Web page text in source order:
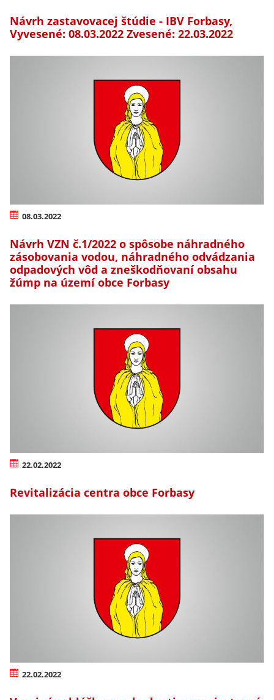
Návrh zastavovacej štúdie - IBV Forbasy,
Vyvesené: 08.03.2022 Zvesené: 22.03.2022
08.03.2022
Návrh VZN č.1/2022 o spôsobe náhradného
zásobovania vodou, náhradného odvádzania
odpadových vôd a zneškodňovaní obsahu
žúmp na území obce Forbasy
22.02.2022
Revitalizácia centra obce Forbasy
22.02.2022